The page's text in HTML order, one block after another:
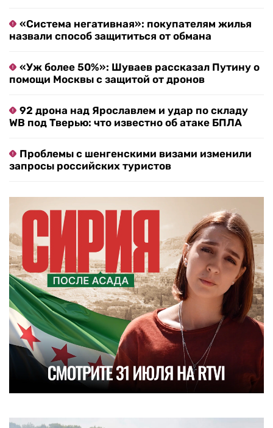
«Система негативная»: покупателям жилья
назвали способ защититься от обмана
«Уж более 50%»: Шуваев рассказал Путину о
помощи Москвы с защитой от дронов
92 дрона над Ярославлем и удар по складу
WB под Тверью: что известно об атаке БПЛА
Проблемы с шенгенскими визами изменили
запросы российских туристов